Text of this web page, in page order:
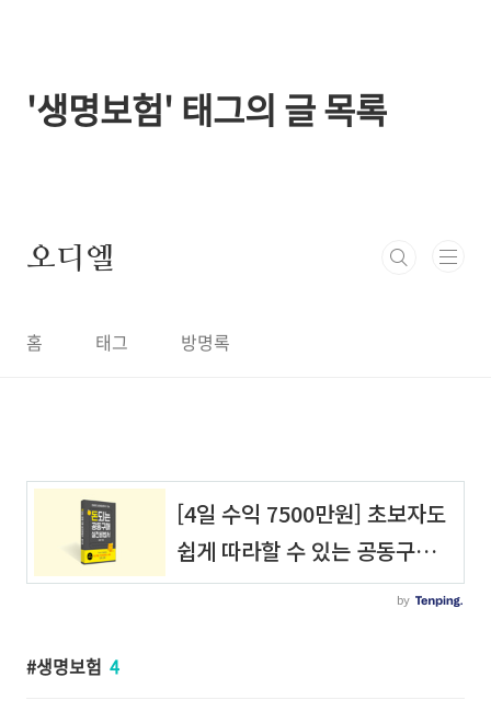
'생명보험' 태그의 글 목록
오디엘
홈 태그 방명록
생명보험 4